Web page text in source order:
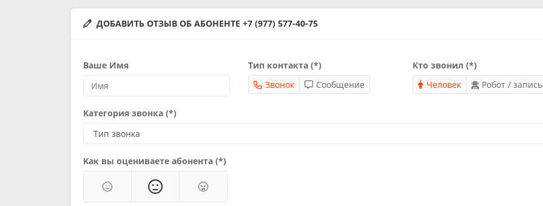
ДОБАВИТЬ ОТЗЫВ ОБ АБОНЕНТЕ +7 (977) 577-40-75
Ваше Имя
Тип контакта (*)
Звонок
Сообщение
Кто звонил (*)
Человек
Робот / запись
Категория звонка (*)
Как вы оцениваете абонента (*)